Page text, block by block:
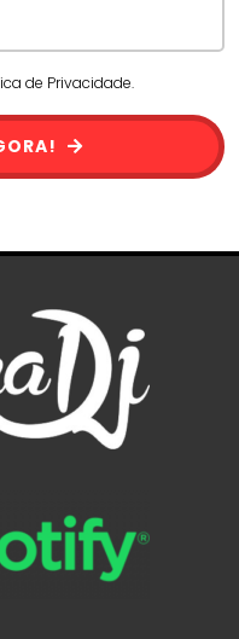
de Privacidade.